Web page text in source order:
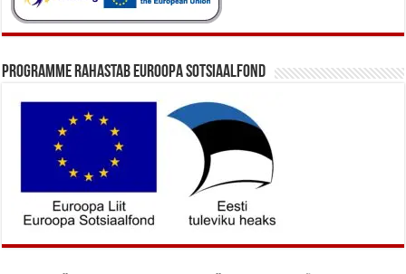
Programme rahastab Euroopa Sotsiaalfond